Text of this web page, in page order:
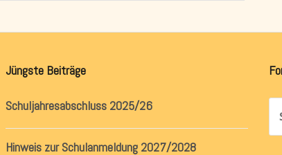
Jüngste Beiträge
Schuljahresabschluss 2025/26
Hinweis zur Schulanmeldung 2027/2028